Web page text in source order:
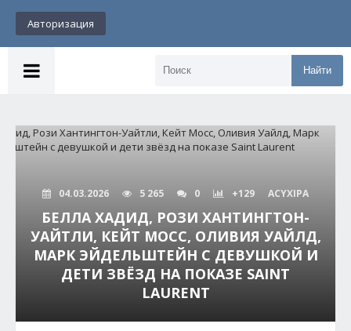
Авторизация
Найти
04.03.2026 5 265 0 +129 ACYXIPA
БЕЛЛА ХАДИД, РОЗИ ХАНТИНГТОН-
УАЙТЛИ, КЕЙТ МОСС, ОЛИВИЯ УАЙЛД,
МАРК ЭЙДЕЛЬШТЕЙН С ДЕВУШКОЙ И
ДЕТИ ЗВЁЗД НА ПОКАЗЕ SAINT
LAURENT